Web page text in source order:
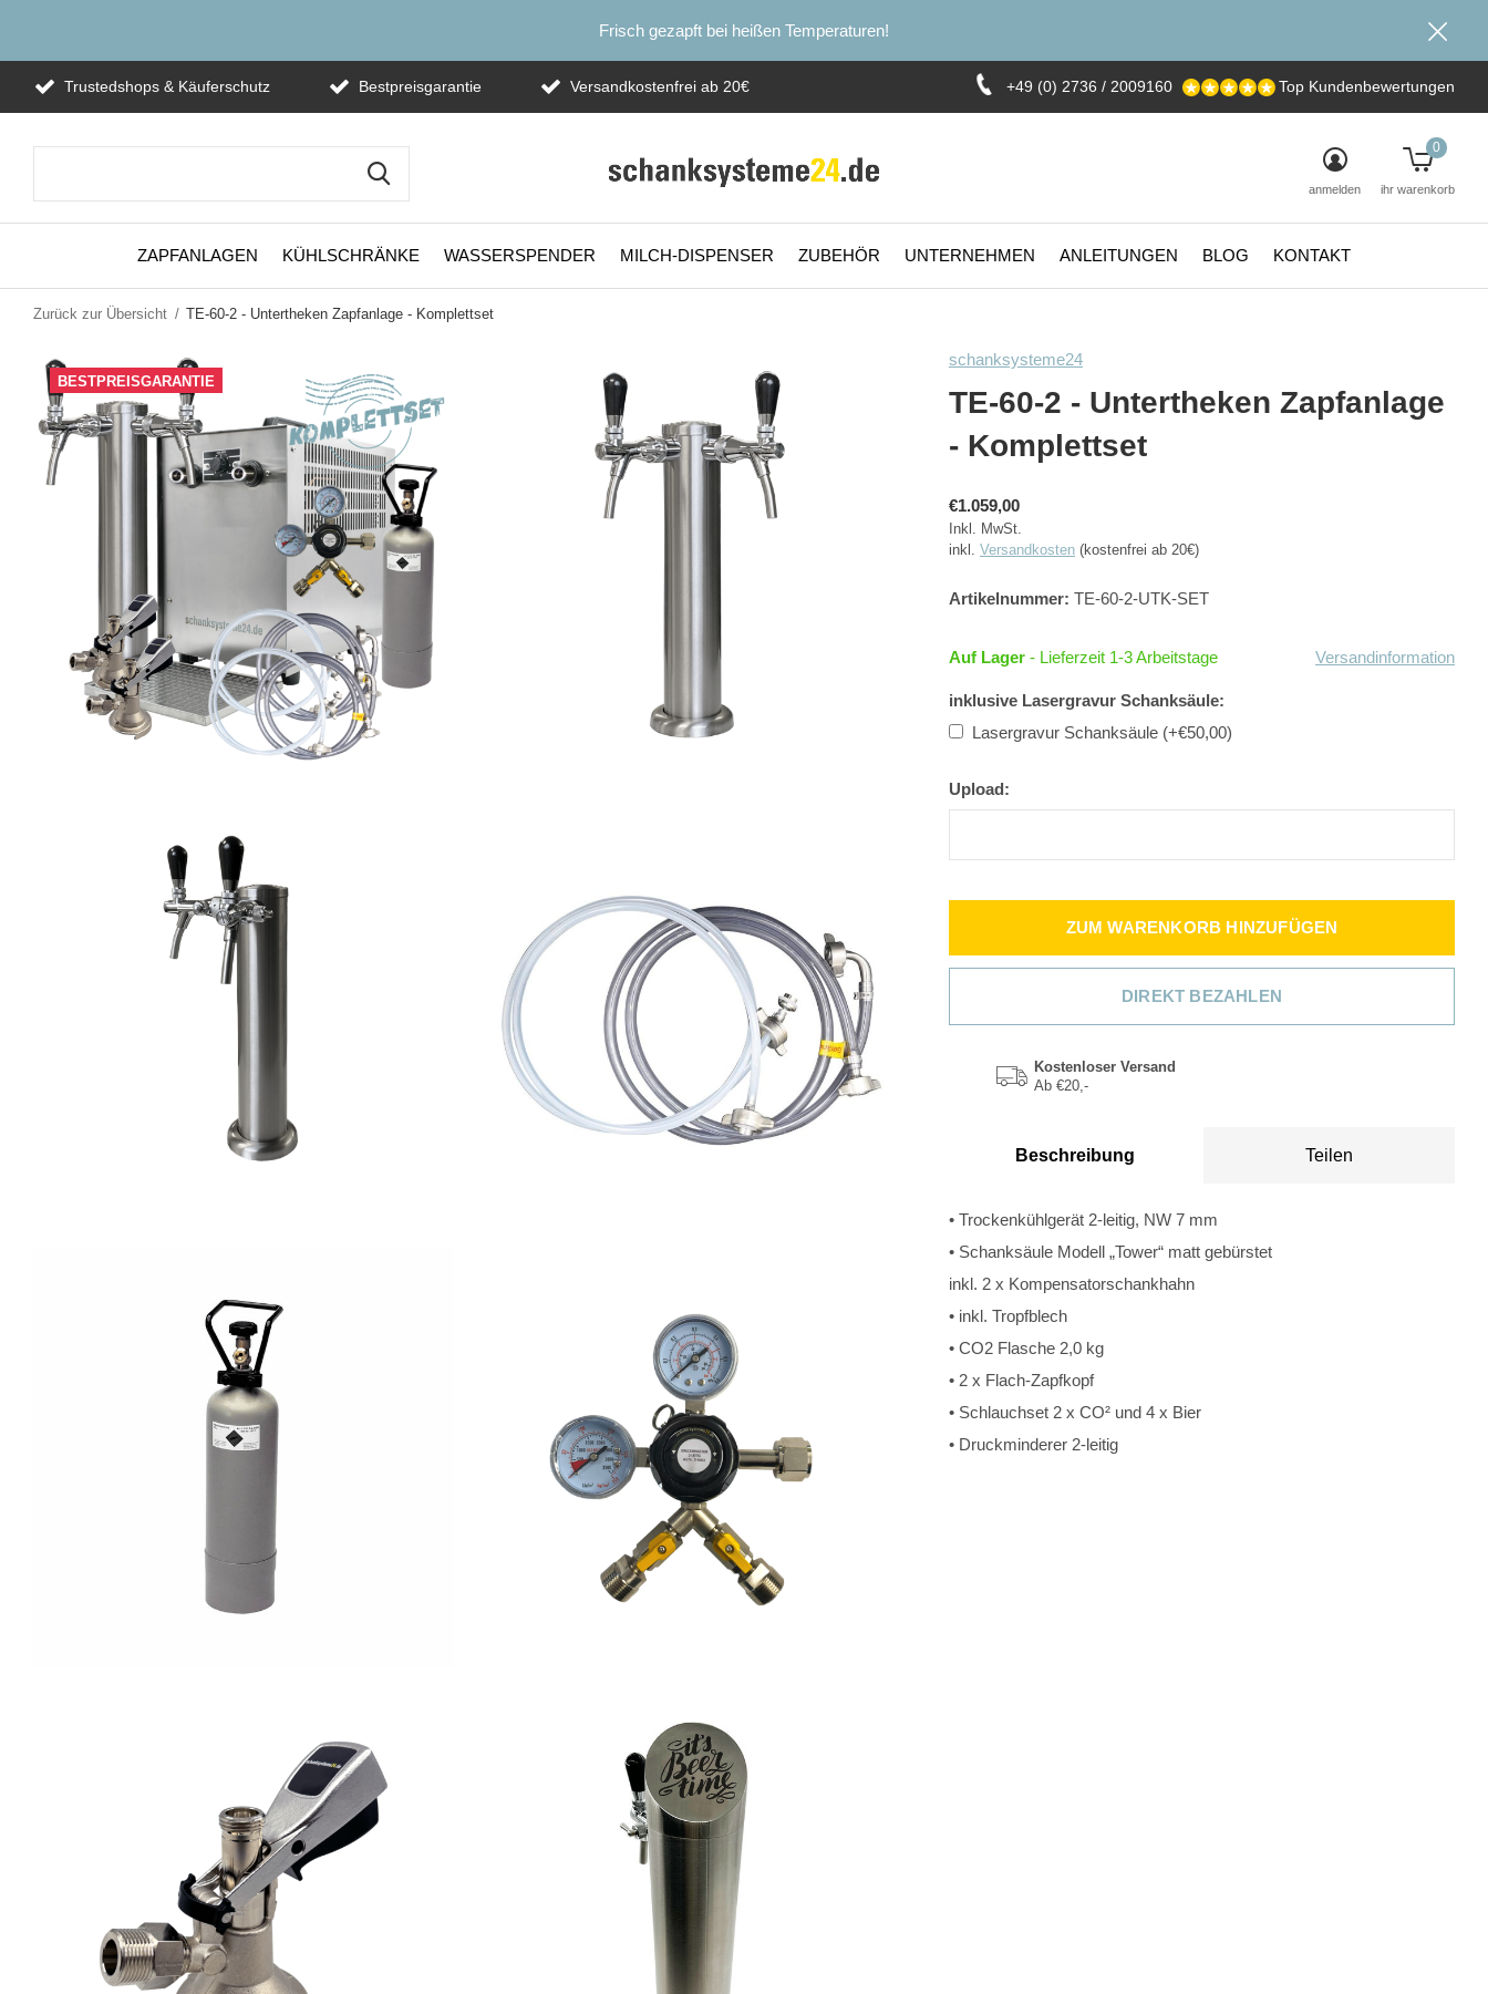
ZAPFANLAGEN KÜHLSCHRÄNKE WASSERSPENDER MILCH-DISPENSER ZUBEHÖR UNTERNEHMEN ANLEITUNGEN BLOG KONTAKT
anmelden ihr warenkorb
0
Trustedshops & Käuferschutz Bestpreisgarantie Versandkostenfrei ab 20€ +49 (0) 2736 / 2009160 Top Kundenbewertungen
Frisch gezapft bei heißen Temperaturen!
Zurück zur Übersicht TE-60-2 - Untertheken Zapfanlage - Komplettset
BESTPREISGARANTIE
schanksysteme24
TE-60-2 - Untertheken Zapfanlage
- Komplettset
€1.059,00
Inkl. MwSt.
inkl. Versandkosten (kostenfrei ab 20€)
Artikelnummer: TE-60-2-UTK-SET
Auf Lager - Lieferzeit 1-3 Arbeitstage Versandinformation
inklusive Lasergravur Schanksäule:
Lasergravur Schanksäule (+€50,00)
Upload:
ZUM WARENKORB HINZUFÜGEN
DIREKT BEZAHLEN
Kostenloser Versand
Ab €20,-
Beschreibung Teilen
• Trockenkühlgerät 2-leitig, NW 7 mm
• Schanksäule Modell „Tower“ matt gebürstet
inkl. 2 x Kompensatorschankhahn
• inkl. Tropfblech
• CO2 Flasche 2,0 kg
• 2 x Flach-Zapfkopf
• Schlauchset 2 x CO² und 4 x Bier
• Druckminderer 2-leitig